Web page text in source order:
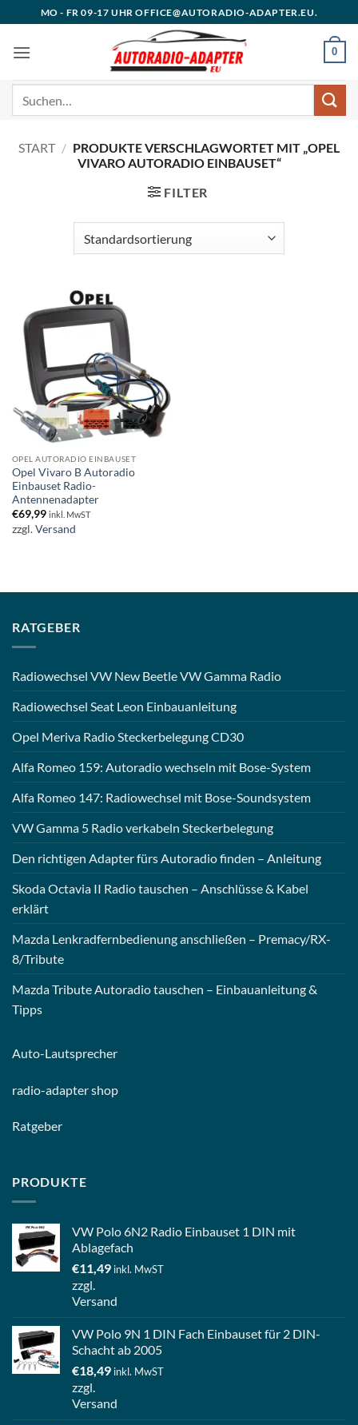
Inhalt
springen
MO - FR 09-17 UHR OFFICE@AUTORADIO-ADAPTER.EU.
0
START / PRODUKTE VERSCHLAGWORTET MIT „OPEL
VIVARO AUTORADIO EINBAUSET“
FILTER
OPEL AUTORADIO EINBAUSET
Opel Vivaro B Autoradio
Einbauset Radio-
Antennenadapter
€69,99 inkl. MwST
zzgl.Versand
RATGEBER
Radiowechsel VW New Beetle VW Gamma Radio
Radiowechsel Seat Leon Einbauanleitung
Opel Meriva Radio Steckerbelegung CD30
Alfa Romeo 159: Autoradio wechseln mit Bose-System
Alfa Romeo 147: Radiowechsel mit Bose-Soundsystem
VW Gamma 5 Radio verkabeln Steckerbelegung
Den richtigen Adapter fürs Autoradio finden – Anleitung
Skoda Octavia II Radio tauschen – Anschlüsse & Kabel
erklärt
Mazda Lenkradfernbedienung anschließen – Premacy/RX-
8/Tribute
Mazda Tribute Autoradio tauschen – Einbauanleitung &
Tipps
Auto-Lautsprecher
radio-adapter shop
Ratgeber
PRODUKTE
VW Polo 6N2 Radio Einbauset 1 DIN mit
Ablagefach
€11,49 inkl. MwST
zzgl.
Versand
VW Polo 9N 1 DIN Fach Einbauset für 2 DIN-
Schacht ab 2005
€18,49 inkl. MwST
zzgl.
Versand